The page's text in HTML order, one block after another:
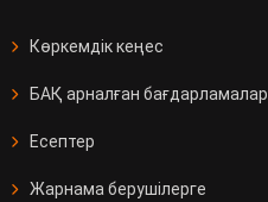
Көркемдік кеңес
БАҚ арналған бағдарламалар
Есептер
Жарнама берушілерге